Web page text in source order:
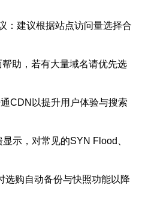
：建议根据站点访问量选择合
助，若有大量域名请优先选
CDN以提升用户体验与搜索
示，对常见的SYN Flood、
选购自动备份与快照功能以降